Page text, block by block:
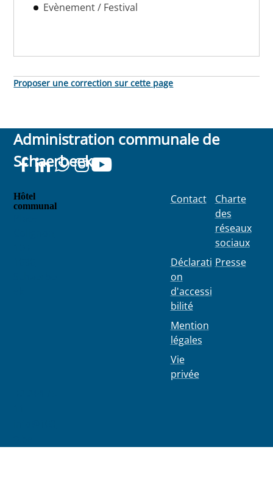
Evènement / Festival
Proposer une correction sur cette page
Administration communale de
Schaerbeek
Hôtel
communal
Contact
Déclarati
on
d'accessi
bilité
Mention
légales
Vie
privée
Charte
des
réseaux
sociaux
Presse